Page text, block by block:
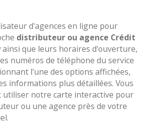
d'agences en ligne pour
distributeur ou agence Crédit
ainsi que leurs horaires d'ouverture,
numéros de téléphone du service
l'une des options affichées,
informations plus détaillées. Vous
utiliser notre carte interactive pour
ou une agence près de votre